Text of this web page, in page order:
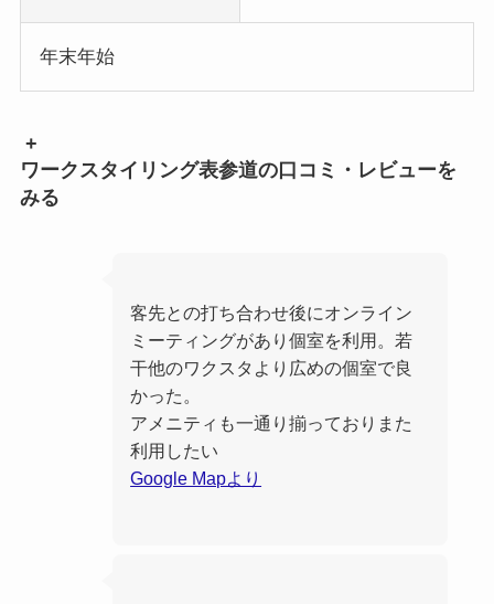
年末年始
+
ワークスタイリング表参道の口コミ・レビューを
みる
客先との打ち合わせ後にオンライン
ミーティングがあり個室を利用。若
干他のワクスタより広めの個室で良
かった。
アメニティも一通り揃っておりまた
利用したい
Google Mapより